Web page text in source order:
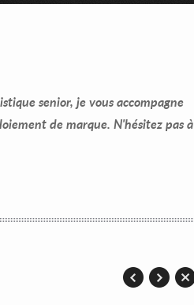
senior, je vous accompagne
de marque. N'hésitez pas à